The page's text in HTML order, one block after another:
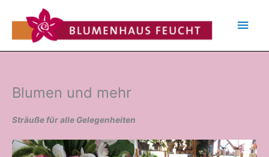
Inhalt
springen
Blumen und mehr
Sträuße für alle Gelegenheiten